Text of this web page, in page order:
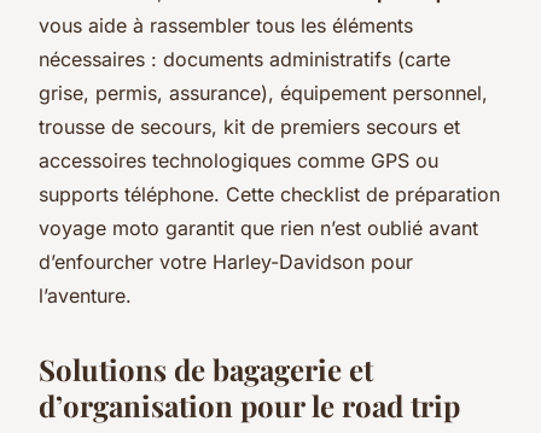
vous aide à rassembler tous les éléments
nécessaires : documents administratifs (carte
grise, permis, assurance), équipement personnel,
trousse de secours, kit de premiers secours et
accessoires technologiques comme GPS ou
supports téléphone. Cette checklist de préparation
voyage moto garantit que rien n’est oublié avant
d’enfourcher votre Harley-Davidson pour
l’aventure.
Solutions de bagagerie et
d’organisation pour le road trip